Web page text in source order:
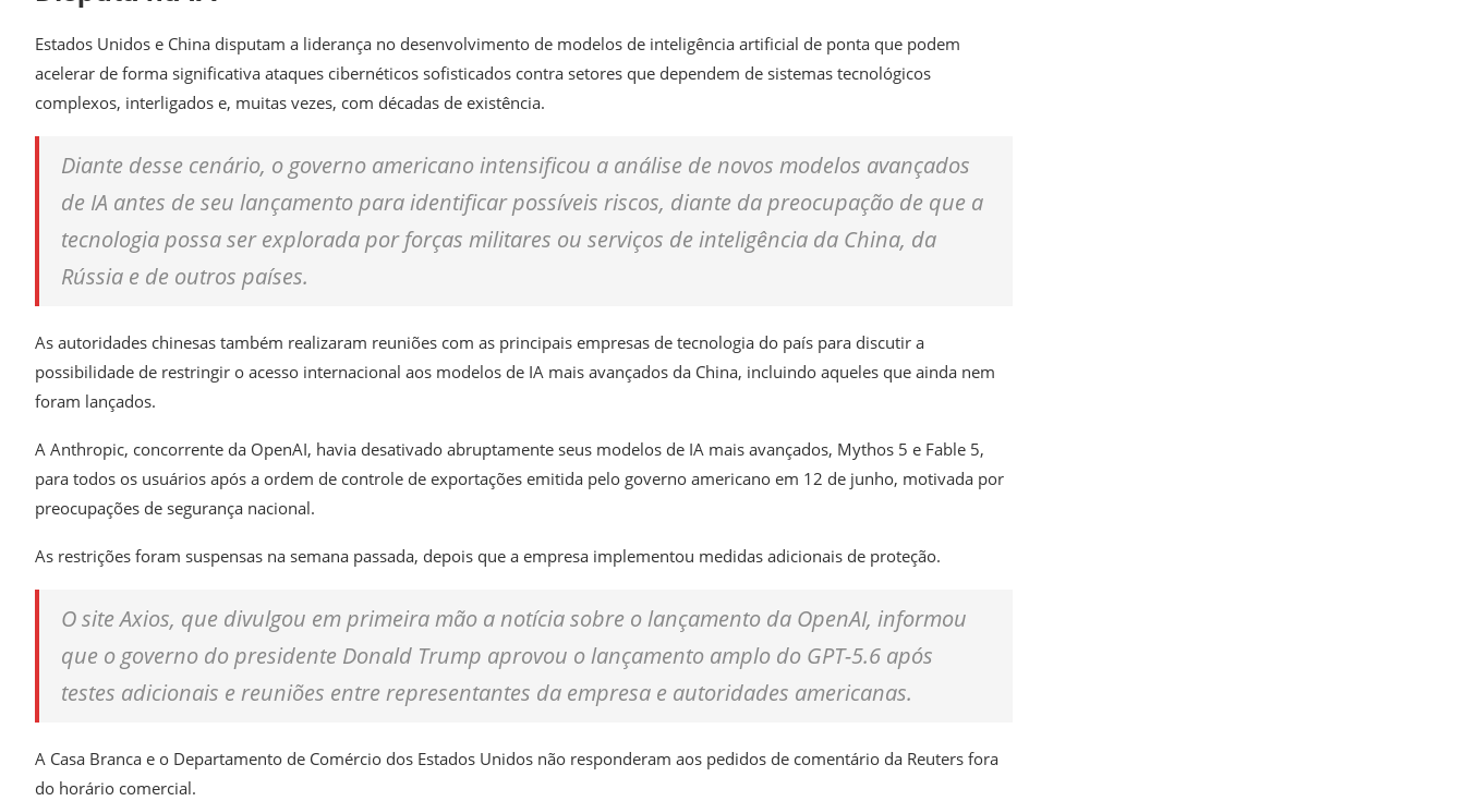
Estados Unidos e China disputam a liderança no desenvolvimento de modelos de inteligência artificial de ponta que podem
acelerar de forma significativa ataques cibernéticos sofisticados contra setores que dependem de sistemas tecnológicos
complexos, interligados e, muitas vezes, com décadas de existência.
Diante desse cenário, o governo americano intensificou a análise de novos modelos avançados
de IA antes de seu lançamento para identificar possíveis riscos, diante da preocupação de que a
tecnologia possa ser explorada por forças militares ou serviços de inteligência da China, da
Rússia e de outros países.
As autoridades chinesas também realizaram reuniões com as principais empresas de tecnologia do país para discutir a
possibilidade de restringir o acesso internacional aos modelos de IA mais avançados da China, incluindo aqueles que ainda nem
foram lançados.
A Anthropic, concorrente da OpenAI, havia desativado abruptamente seus modelos de IA mais avançados, Mythos 5 e Fable 5,
para todos os usuários após a ordem de controle de exportações emitida pelo governo americano em 12 de junho, motivada por
preocupações de segurança nacional.
As restrições foram suspensas na semana passada, depois que a empresa implementou medidas adicionais de proteção.
O site Axios, que divulgou em primeira mão a notícia sobre o lançamento da OpenAI, informou
que o governo do presidente Donald Trump aprovou o lançamento amplo do GPT-5.6 após
testes adicionais e reuniões entre representantes da empresa e autoridades americanas.
A Casa Branca e o Departamento de Comércio dos Estados Unidos não responderam aos pedidos de comentário da Reuters fora
do horário comercial.